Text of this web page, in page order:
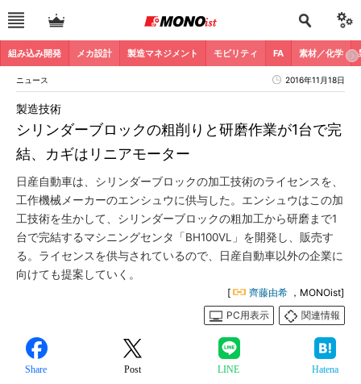
組み込み開発 メカ設計 製造マネジメント モビリティ FA 素材／化学
ニュース 2016年11月18日
シリンダーブロックの粗削りと研磨作業が1台で完
結、カギはリニアモーター
製造技術
日産自動車は、シリンダーブロックの加工技術のライセンスを、
工作機械メーカーのエンシュウに供与した。エンシュウはこの加
工技術を生かして、シリンダーブロックの粗加工から研磨まで1
台で完結するマシニングセンタ「BH100VL」を開発し、販売す
る。ライセンスを供与されているので、日産自動車以外の企業に
向けても提案していく。
[ 齊藤由希 ，MONOist]
PC用表示
関連情報
Share Post LINE Hatena